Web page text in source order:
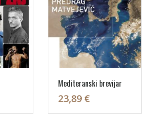
Mediteranski brevijar
23,89 €